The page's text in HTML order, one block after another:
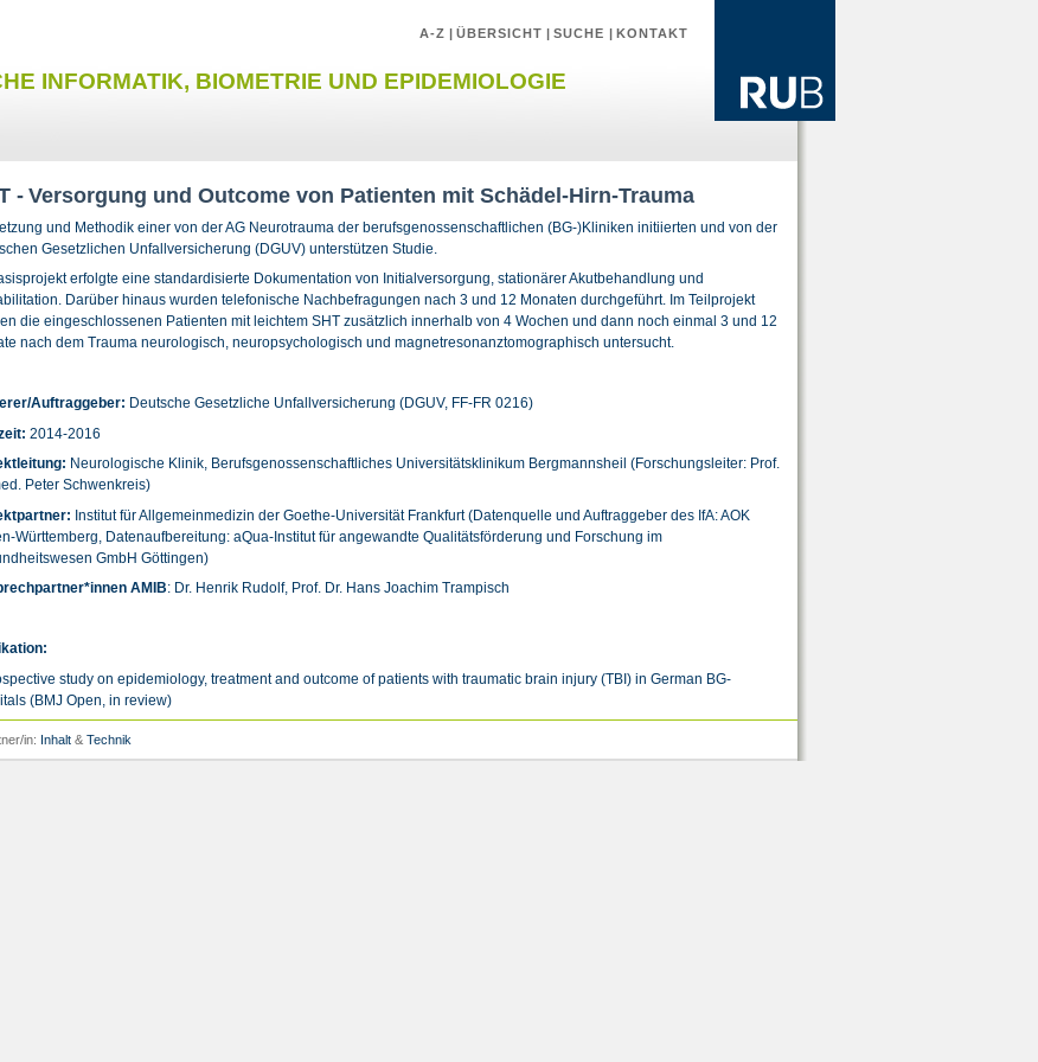
A-Z |ÜBERSICHT |SUCHE|KONTAKT
INFORMATIK, BIOMETRIE UND EPIDEMIOLOGIE
- Versorgung und Outcome von Patienten mit Schädel-Hirn-Trauma
und Methodik einer von der AG Neurotrauma der berufsgenossenschaftlichen (BG-)Kliniken initiierten und von der
Gesetzlichen Unfallversicherung (DGUV) unterstützen Studie.
erfolgte eine standardisierte Dokumentation von Initialversorgung, stationärer Akutbehandlung und
Darüber hinaus wurden telefonische Nachbefragungen nach 3 und 12 Monaten durchgeführt. Im Teilprojekt
die eingeschlossenen Patienten mit leichtem SHT zusätzlich innerhalb von 4 Wochen und dann noch einmal 3 und 12
nach dem Trauma neurologisch, neuropsychologisch und magnetresonanztomographisch untersucht.
Auftraggeber: Deutsche Gesetzliche Unfallversicherung (DGUV, FF-FR 0216)
2014-2016
Neurologische Klinik, Berufsgenossenschaftliches Universitätsklinikum Bergmannsheil (Forschungsleiter: Prof.
Peter Schwenkreis)
Institut für Allgemeinmedizin der Goethe-Universität Frankfurt (Datenquelle und Auftraggeber des IfA: AOK
Württemberg, Datenaufbereitung: aQua-Institut für angewandte Qualitätsförderung und Forschung im
GmbH Göttingen)
AMIB: Dr. Henrik Rudolf, Prof. Dr. Hans Joachim Trampisch
study on epidemiology, treatment and outcome of patients with traumatic brain injury (TBI) in German BG-
(BMJ Open, in review)
in: Inhalt& Technik